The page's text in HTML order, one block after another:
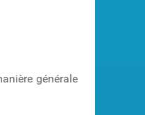
générale